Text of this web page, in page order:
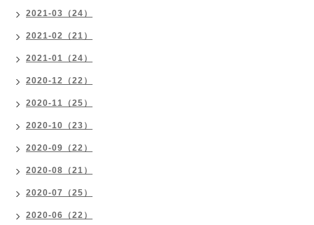
2021-03（24）
2021-02（21）
2021-01（24）
2020-12（22）
2020-11（25）
2020-10（23）
2020-09（22）
2020-08（21）
2020-07（25）
2020-06（22）